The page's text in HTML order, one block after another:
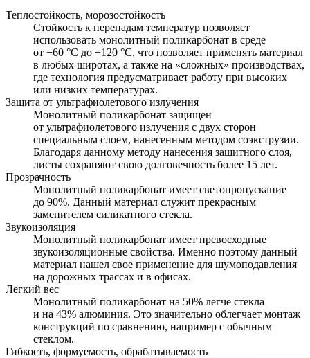
Теплостойкость, морозостойкость
Стойкость к перепадам температур позволяет
использовать монолитный поликарбонат в среде
от −60 °С до +120 °С, что позволяет применять материал
в любых широтах, а также на «сложных» производствах,
где технология предусматривает работу при высоких
или низких температурах.
Защита от ультрафиолетового излучения
Монолитный поликарбонат защищен
от ультрафиолетового излучения с двух сторон
специальным слоем, нанесенным методом соэкструзии.
Благодаря данному методу нанесения защитного слоя,
листы сохраняют свою долговечность более 15 лет.
Прозрачность
Монолитный поликарбонат имеет светопропускание
до 90%. Данный материал служит прекрасным
заменителем силикатного стекла.
Звукоизоляция
Монолитный поликарбонат имеет превосходные
звукоизоляционные свойства. Именно поэтому данный
материал нашел свое применение для шумоподавления
на дорожных трассах и в офисах.
Легкий вес
Монолитный поликарбонат на 50% легче стекла
и на 43% алюминия. Это значительно облегчает монтаж
конструкций по сравнению, например с обычным
стеклом.
Гибкость, формуемость, обрабатываемость